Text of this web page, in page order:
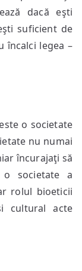
dacă eşti
suficient de
încalci legea –
o societate
nu numai
încurajaţi să
o societate a
rolul bioeticii
cultural acte